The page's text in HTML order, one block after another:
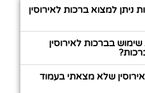
למצוא ברכות לאירוסין
בברכות לאירוסין
שלא מצאתי בעמוד